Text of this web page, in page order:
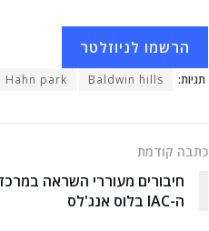
הרשמו לניוזלטר
תגיות: Baldwin hills
Hahn park
כתבה קודמת
חיבורים מעוררי השראה
ה-IAC בלוס אנג'לס